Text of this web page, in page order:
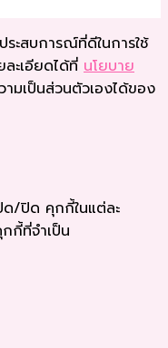
ะสบการณ์ที่ดีในการใช้
ะเอียดได้ที่ นโยบาย
ามเป็นส่วนตัวเองได้ของ
/ปิด คุกกี้ในแต่ละ
กี้ที่จำเป็น